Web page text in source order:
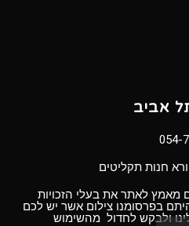
אביב
054-
מאמץ לאתר את בעלי הזכויות
בפרסומנו צילום אשר יש לכם
ולבקש לחדול מהשימוש